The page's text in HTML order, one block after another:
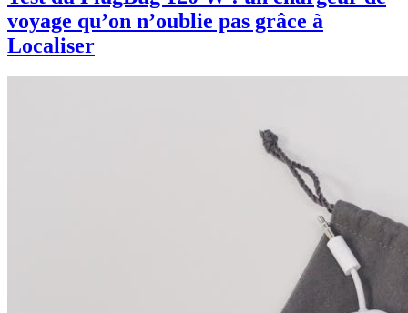
voyage qu’on n’oublie pas grâce à
Localiser